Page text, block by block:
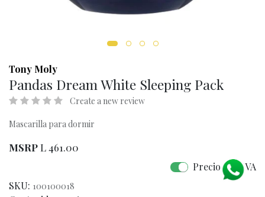
Tony Moly
Pandas Dream White Sleeping Pack
Create a new review
Mascarilla para dormir
MSRPL461.00
Precio con IVA
SKU: 100100018